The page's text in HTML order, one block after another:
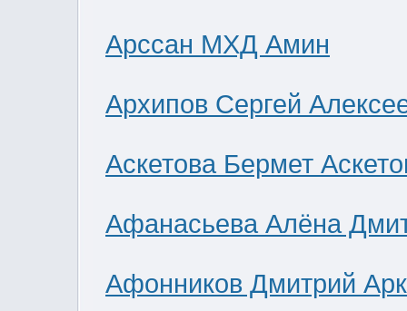
Арссан МХД Амин
Архипов Сергей
Аскетова Бермет
Афанасьева Алёна
Афонников Дмитрий